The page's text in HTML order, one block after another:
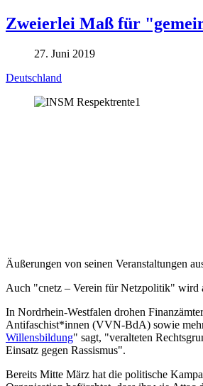
Zweierlei Maß für
27. Juni 2019
Deutschland
Äußerungen von seinen Veranstaltungen
Auch "cnetz – Verein für Netzpolitik" wird
In Nordrhein-Westfalen drohen
Antifaschist*innen (VVN-BdA) sowie
Willensbildung" sagt, "veralteten
Einsatz gegen Rassismus".
Bereits Mitte März hat die politische